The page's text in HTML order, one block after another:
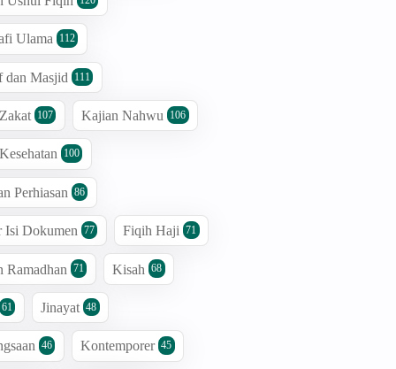
Ulama 112
dan Masjid 111
107 Kajian Nahwu 106
100
Perhiasan 86
Isi Dokumen 77 Fiqih Haji 71
Ramadhan 71 Kisah 68
61 Jinayat 48
46 Kontemporer 45